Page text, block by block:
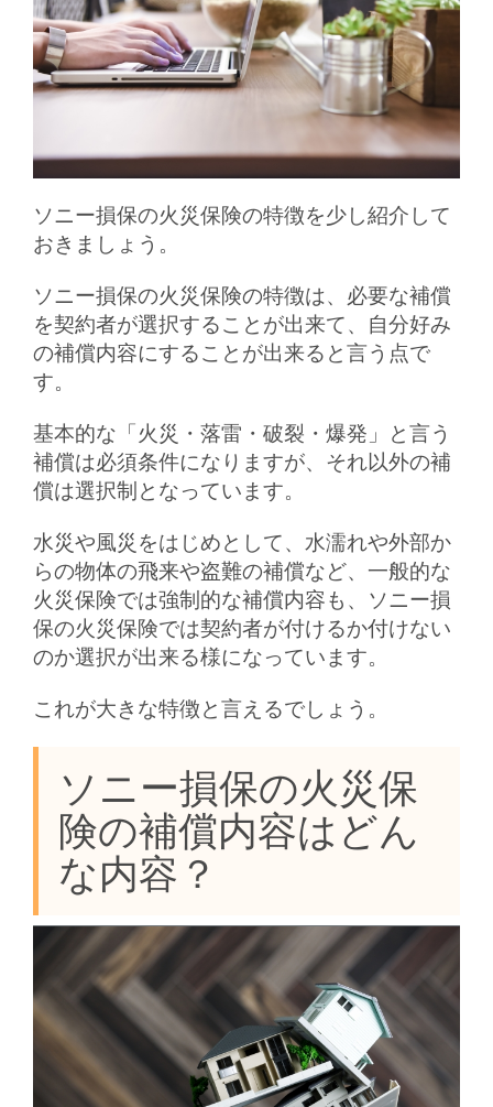
ソニー損保の火災保険の特徴を少し紹介して
おきましょう。
ソニー損保の火災保険の特徴は、必要な補償
を契約者が選択することが出来て、自分好み
の補償内容にすることが出来ると言う点で
す。
基本的な「火災・落雷・破裂・爆発」と言う
補償は必須条件になりますが、それ以外の補
償は選択制となっています。
水災や風災をはじめとして、水濡れや外部か
らの物体の飛来や盗難の補償など、一般的な
火災保険では強制的な補償内容も、ソニー損
保の火災保険では契約者が付けるか付けない
のか選択が出来る様になっています。
これが大きな特徴と言えるでしょう。
ソニー損保の火災保
険の補償内容はどん
な内容？